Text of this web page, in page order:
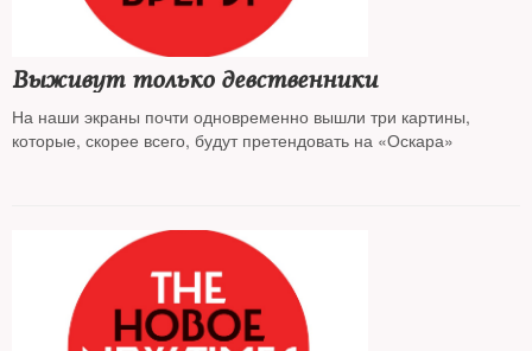
Выживут только девственники
На наши экраны почти одновременно вышли три картины,
которые, скорее всего, будут претендовать на «Оскара»